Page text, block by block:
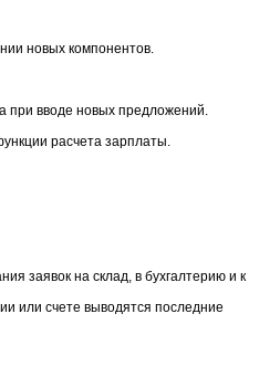
новых компонентов.
при вводе новых предложений.
расчета зарплаты.
заявок на склад, в бухгалтерию и к
или счете выводятся последние